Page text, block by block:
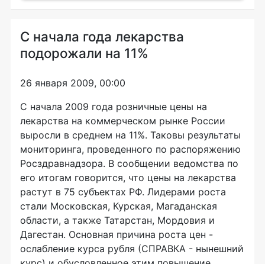
C начала года лекарства
подорожали на 11%
26 января 2009, 00:00
С начала 2009 года розничные цены на
лекарства на коммерческом рынке России
выросли в среднем на 11%. Таковы результаты
мониторинга, проведенного по распоряжению
Росздравнадзора. В сообщении ведомства по
его итогам говорится, что цены на лекарства
растут в 75 субъектах РФ. Лидерами роста
стали Московская, Курская, Магаданская
области, а также Татарстан, Мордовия и
Дагестан. Основная причина роста цен -
ослабление курса рубля (СПРАВКА - нынешний